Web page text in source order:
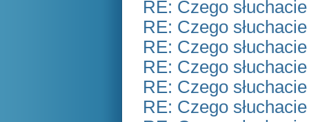
RE: Czego
RE: Czego
RE: Czego
RE: Czego
RE: Czego
RE: Czego